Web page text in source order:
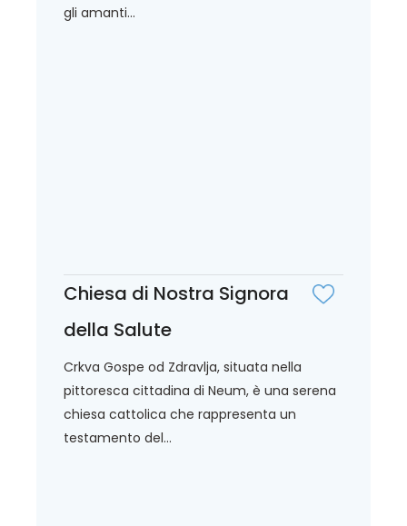
gli amanti...
Chiesa di Nostra Signora
della Salute
Crkva Gospe od Zdravlja, situata nella
pittoresca cittadina di Neum, è una serena
chiesa cattolica che rappresenta un
testamento del...